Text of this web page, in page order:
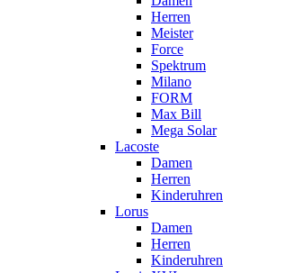
Herren
Meister
Force
Spektrum
Milano
FORM
Max Bill
Mega Solar
Lacoste
Damen
Herren
Kinderuhren
Lorus
Damen
Herren
Kinderuhren